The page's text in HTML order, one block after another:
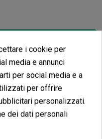
i cookie per
media e annunci
per social media e a
per offrire
personalizzati.
dei dati personali